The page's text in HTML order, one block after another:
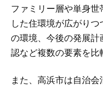
ファミリー層や単身
した住環境が広がり
の環境、今後の発展
認など複数の要素を比
また、高浜市は自治